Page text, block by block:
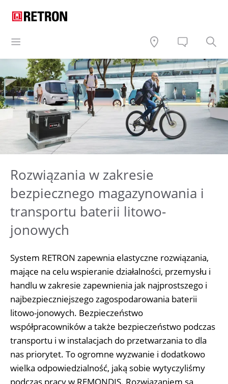
Rozwiązania w zakresie
bezpiecznego magazynowania i
transportu baterii litowo-
jonowych
System RETRON zapewnia elastyczne rozwiązania,
mające na celu wspieranie działalności, przemysłu i
handlu w zakresie zapewnienia jak najprostszego i
najbezpieczniejszego zagospodarowania baterii
litowo-jonowych. Bezpieczeństwo
współpracowników a także bezpieczeństwo podczas
transportu i w instalacjach do przetwarzania to dla
nas priorytet. To ogromne wyzwanie i dodatkowo
wielka odpowiedzialność, jaką sobie wytyczyliśmy